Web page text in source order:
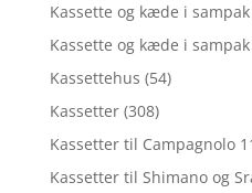
Kassette og kæde i sampak
Kassette og kæde i
Kassettehus (54)
Kassetter (308)
Kassetter til Campagnolo
Kassetter til Shimano og